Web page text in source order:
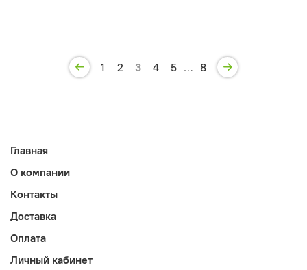
1 2 3 4 5 … 8
Главная
О компании
Контакты
Доставка
Оплата
Личный кабинет